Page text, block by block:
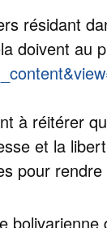
résidant
doivent au
à réitérer
et la
pour